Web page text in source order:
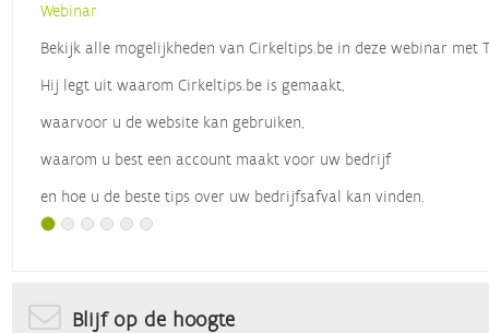
Webinar
Bekijk alle mogelijkheden van Cirkeltips.be in deze webinar met
Hij legt uit waarom Cirkeltips.be is gemaakt,
waarvoor u de website kan gebruiken,
waarom u best een account maakt voor uw bedrijf
en hoe u de beste tips over uw bedrijfsafval kan vinden.
Blijf op de hoogte